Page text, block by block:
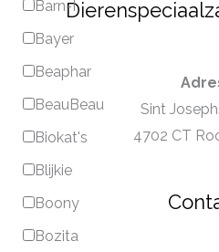
Barn-I
Bayer
Beaphar
BeauBeau
Biokat's
Blijkie
Boony
Bozita
Sint
4702 CT